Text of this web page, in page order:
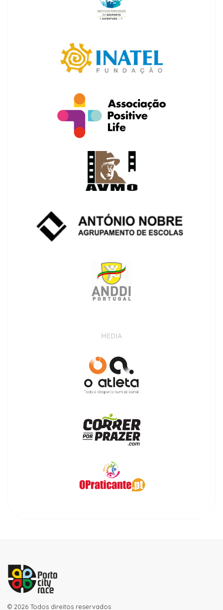
MEDIA
© 2026 Todos direitos reservados